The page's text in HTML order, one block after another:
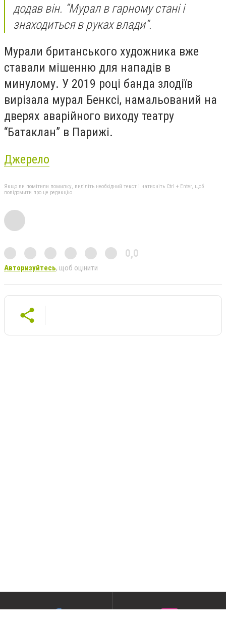
додав він. “Мурал в гарному стані і
знаходиться в руках влади”.
Мурали британського художника вже
ставали мішенню для нападів в
минулому. У 2019 році банда злодіїв
вирізала мурал Бенксі, намальований на
дверях аварійного виходу театру
“Батаклан” в Парижі.
Джерело
Якщо ви помітили помилку, виділіть необхідний текст і натисніть Ctrl + Enter, щоб
повідомити про це редакцію
0,0
Авторизуйтесь, щоб оцінити